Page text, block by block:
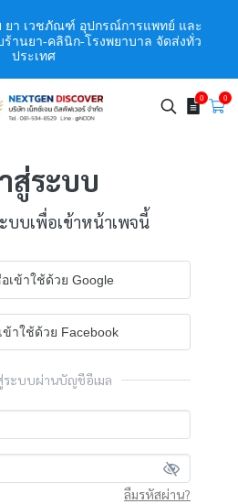
ยา เวชภัณฑ์ อุปกรณ์การแพทย์ และ
นยา-คลินิก-โรงพยาบาล จัดส่งทั่ว
ประเทศ
0 0
สู่ระบบ
บบเพื่อเข้าหน้าเพจนี้
เข้าใช้ด้วย Google
ข้าใช้ด้วย Facebook
ระบบผ่านบัญชีอีเมล
ลืมรหัสผ่าน?